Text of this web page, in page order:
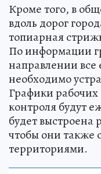
Кроме того, в
вдоль дорог
топиарная
По информации
направлении все
необходимо
Графики
контроля будут
будет выстроена
чтобы они также
территориями.